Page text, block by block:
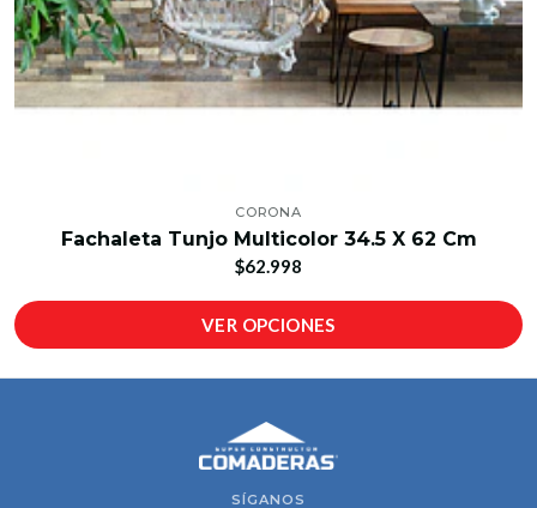
CORONA
Fachaleta Tunjo Multicolor 34.5 X 62 Cm
$62.998
VER OPCIONES
SÍGANOS